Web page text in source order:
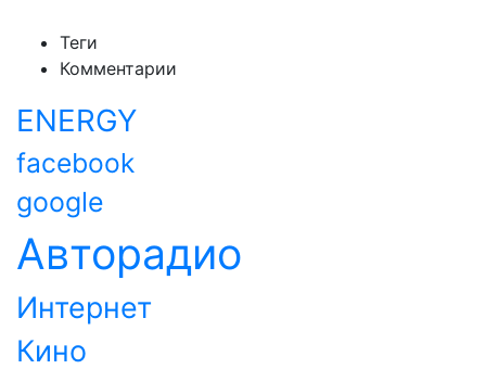
Теги
Комментарии
ENERGY
facebook
google
Авторадио
Интернет
Кино